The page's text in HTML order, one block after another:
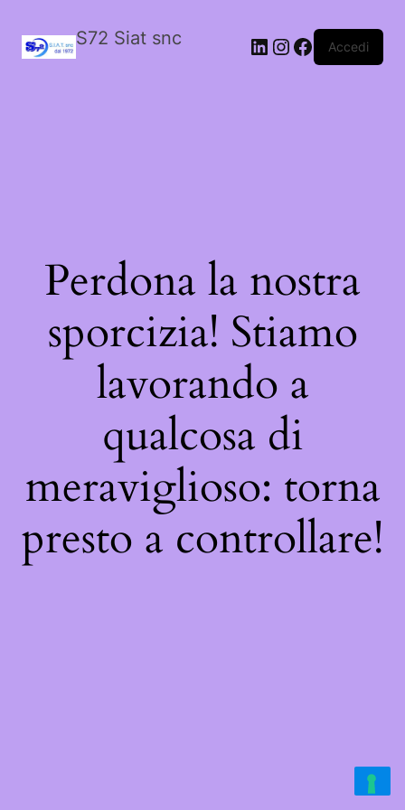
S72 Siat snc LinkedIn
Instagram
Facebook
Accedi
Perdona la nostra
sporcizia! Stiamo
lavorando a
qualcosa di
meraviglioso: torna
presto a controllare!